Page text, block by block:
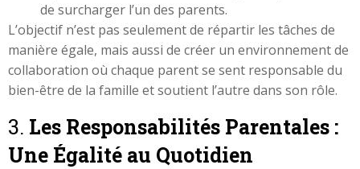
de surcharger l’un des parents.
L’objectif n’est pas seulement de répartir les tâches de
manière égale, mais aussi de créer un environnement de
collaboration où chaque parent se sent responsable du
bien-être de la famille et soutient l’autre dans son rôle.
3. Les Responsabilités Parentales :
Une Égalité au Quotidien